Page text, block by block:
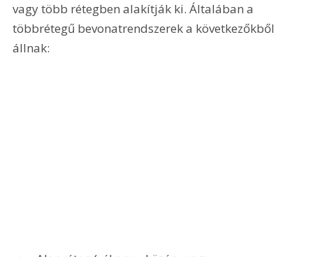
vagy több rétegben alakítják ki. Általában a
többrétegű bevonatrendszerek a következőkből
állnak: